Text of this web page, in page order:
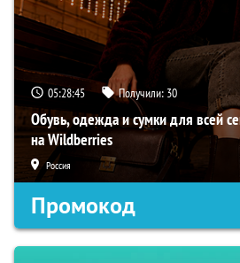
05:28:44 Получили: 30
Обувь, одежда и сумки для всей
на Wildberries
Россия
Промокод